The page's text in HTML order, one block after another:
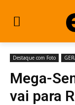
Destaque com Foto
Mega-
vai para